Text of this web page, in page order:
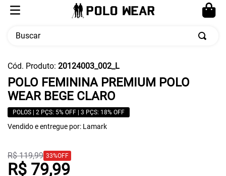
Buscar
Cód. Produto: 20124003_002_L
POLO FEMININA PREMIUM POLO
WEAR BEGE CLARO
POLOS | 2 PÇS: 5% OFF | 3 PÇS: 18% OFF
Vendido e entregue por: Lamark
R$ 119,99 33%OFF
R$ 79,99
TERMOS MAIS BUSCADOS
1 º
calça masculina
2º
moletom
3º
cueca
4º
pw sport